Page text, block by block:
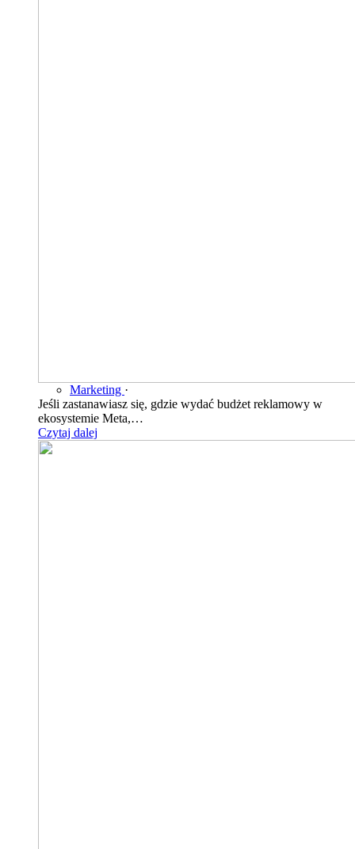
Marketing ·
Jeśli zastanawiasz się, gdzie wydać budżet reklamowy w
ekosystemie Meta,…
Czytaj dalej